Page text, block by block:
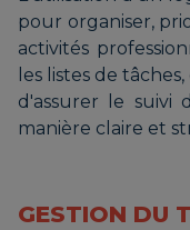
pour organiser,
activités
les listes de
d'assurer le suivi
manière claire et
GESTION DU